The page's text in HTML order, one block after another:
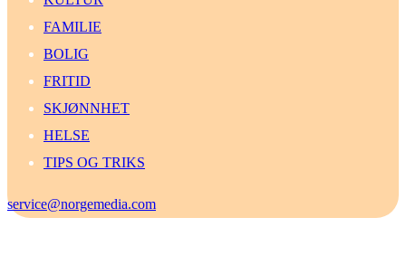
FAMILIE
BOLIG
FRITID
SKJØNNHET
HELSE
TIPS OG TRIKS
service@norgemedia.com